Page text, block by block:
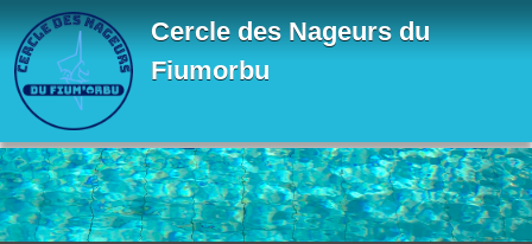
Cercle des Nageurs du
Fiumorbu
Panneau de gestion des cookies